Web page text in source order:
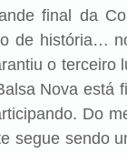
final da
de história…
o terceiro
Nova está
Do
segue sendo